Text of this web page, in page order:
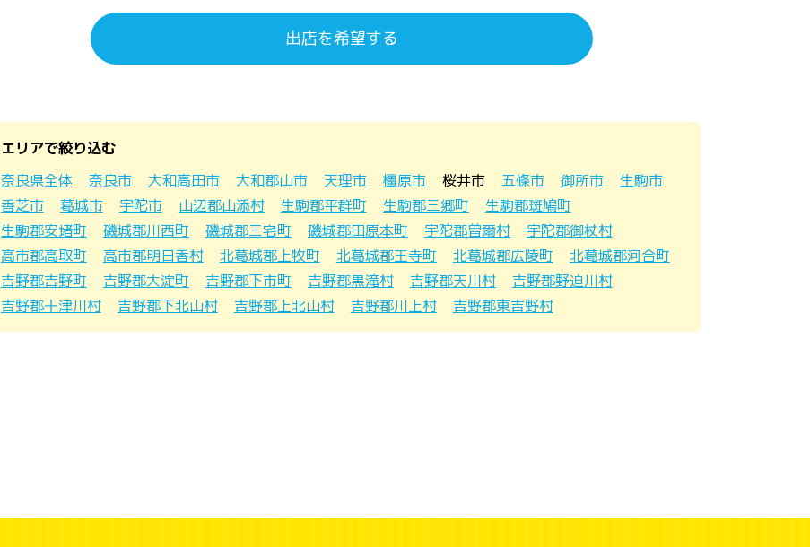
出店を希望する
エリアで絞り込む
奈良県全体
奈良市 大和高田市 大和郡山市 天理市 橿原市 桜井市 五條市 御所市
生駒市
香芝市
葛城市 宇陀市 山辺郡山添村 生駒郡平群町 生駒郡三郷町
生駒郡斑鳩町
生駒郡安堵町
磯城郡川西町 磯城郡三宅町 磯城郡田原本町 宇陀郡曽爾村
宇陀郡御杖村
高市郡高取町
高市郡明日香村 北葛城郡上牧町 北葛城郡王寺町 北葛城郡広陵町
北葛城郡河合町
吉野郡吉野町
吉野郡大淀町 吉野郡下市町 吉野郡黒滝村 吉野郡天川村
吉野郡野迫川村
吉野郡十津川村
吉野郡下北山村 吉野郡上北山村 吉野郡川上村 吉野郡東吉野村